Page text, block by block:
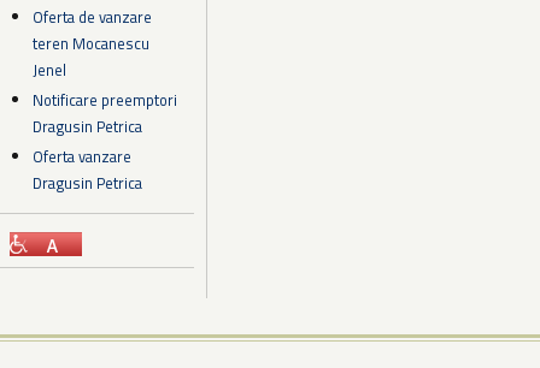
Oferta de vanzare
teren Mocanescu
Jenel
Notificare preemptori
Dragusin Petrica
Oferta vanzare
Dragusin Petrica